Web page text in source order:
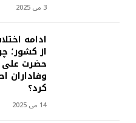
3 می 2025
ادامه
از کشور؛
حضرت علی
وفاداران
کرد؟
14 می 2025